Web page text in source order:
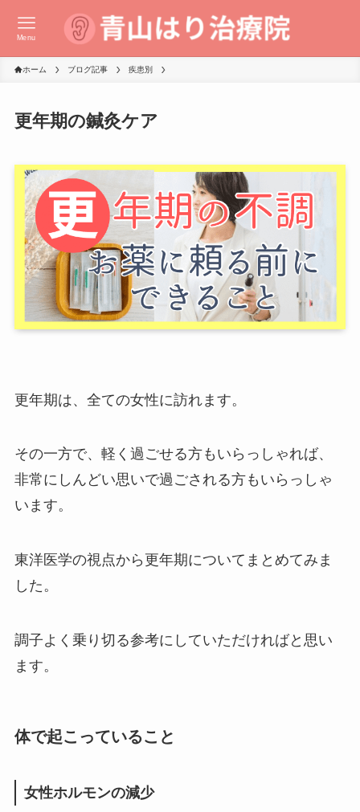
Menu
ホーム ブログ記事 疾患別
更年期の鍼灸ケア
更年期は、全ての女性に訪れます。
その一方で、軽く過ごせる方もいらっしゃれば、
非常にしんどい思いで過ごされる方もいらっしゃ
います。
東洋医学の視点から更年期についてまとめてみま
した。
調子よく乗り切る参考にしていただければと思い
ます。
体で起こっていること
女性ホルモンの減少